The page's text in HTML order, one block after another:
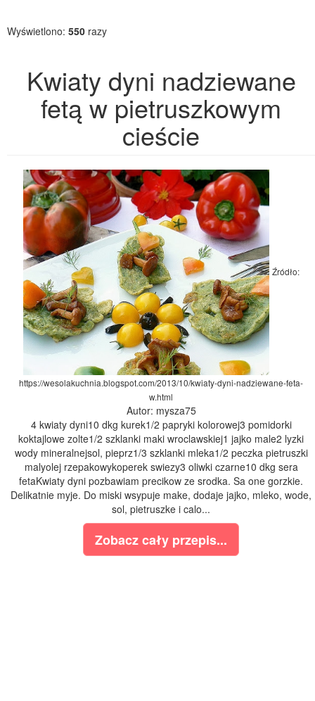
Wyświetlono: 550 razy
Kwiaty dyni nadziewane
fetą w pietruszkowym
cieście
Źródło:
https://wesolakuchnia.blogspot.com/2013/10/kwiaty-dyni-nadziewane-feta-
w.html
Autor: mysza75
4 kwiaty dyni10 dkg kurek1/2 papryki kolorowej3 pomidorki
koktajlowe zolte1/2 szklanki maki wroclawskiej1 jajko male2 lyzki
wody mineralnejsol, pieprz1/3 szklanki mleka1/2 peczka pietruszki
malyolej rzepakowykoperek swiezy3 oliwki czarne10 dkg sera
fetaKwiaty dyni pozbawiam precikow ze srodka. Sa one gorzkie.
Delikatnie myje. Do miski wsypuje make, dodaje jajko, mleko, wode,
sol, pietruszke i calo...
Zobacz cały przepis...